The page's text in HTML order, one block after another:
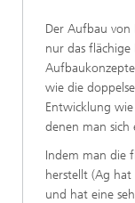
Der Aufbau von
nur das
wie die
Entwicklung
denen man sich
Indem man die
herstellt (Ag
und hat eine